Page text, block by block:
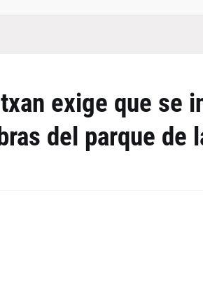
exige que se
del parque de